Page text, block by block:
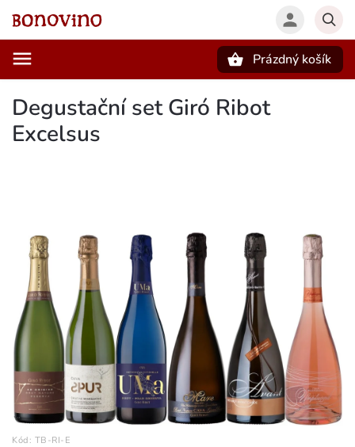
Prázdný košík
Degustační set Giró Ribot
Excelsus
Kód: TB-RI-E